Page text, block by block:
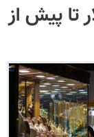
تا پیش از